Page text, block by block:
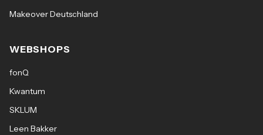
Makeover Deutschland
WEBSHOPS
fonQ
Kwantum
SKLUM
Leen Bakker